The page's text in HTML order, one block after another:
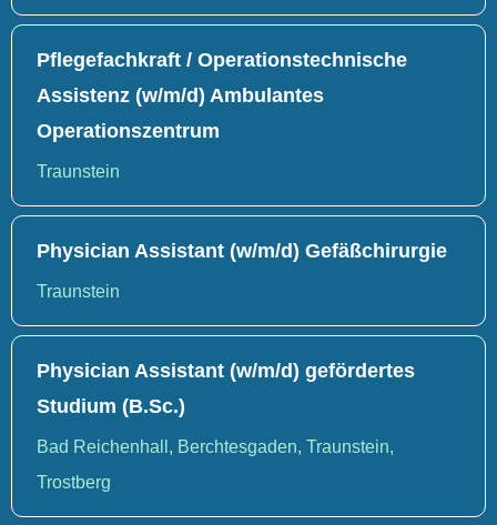
Pflegefachkraft / Operationstechnische
Assistenz (w/m/d) Ambulantes
Operationszentrum
Traunstein
Physician Assistant (w/m/d) Gefäßchirurgie
Traunstein
Physician Assistant (w/m/d) gefördertes
Studium (B.Sc.)
Bad Reichenhall, Berchtesgaden, Traunstein,
Trostberg